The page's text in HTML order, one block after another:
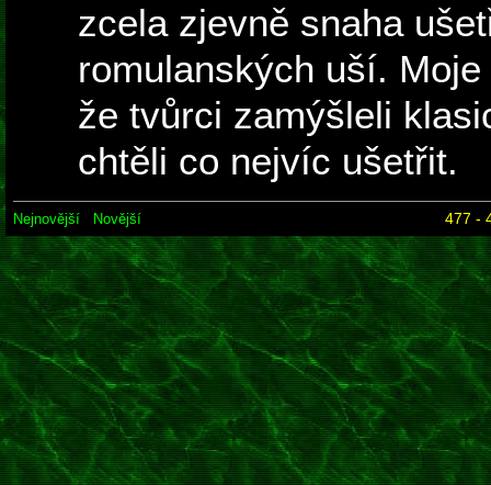
zcela zjevně snaha
romulanských uší.
že tvůrci zamýšleli
chtěli co nejvíc ušetřit.
Nejnovější Novější 477 -